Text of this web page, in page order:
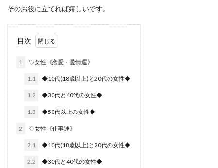
そのお役に立てれば嬉しいです。
目次
1 ♡女性《恋愛・愛情運》
1.1 ◆10代(18歳以上)と20代の女性◆
1.2 ◆30代と40代の女性◆
1.3 ◆50代以上の女性◆
2 ♢女性《仕事運》
2.1 ◆10代(18歳以上)と20代の女性◆
2.2 ◆30代と40代の女性◆